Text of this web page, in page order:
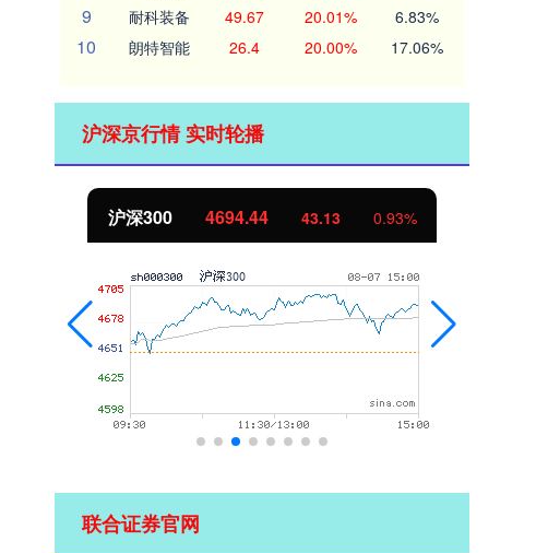
9 耐科装备 49.67 20.01% 6.83%
10 朗特智能 26.4 20.00% 17.06%
沪深京行情 实时轮播
沪深300 4694.44 43.13 0.93%
联合证券官网